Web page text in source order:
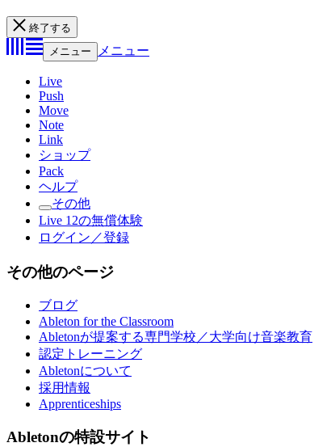
終了する
メニュー
メニュー
Live
Push
Move
Note
Link
ショップ
Pack
ヘルプ
その他
Live 12の無償体験
ログイン／登録
その他のページ
ブログ
Ableton for the Classroom
Abletonが提案する専門学校／大学向け音楽教育
認定トレーニング
Abletonについて
採用情報
Apprenticeships
Abletonの特設サイト